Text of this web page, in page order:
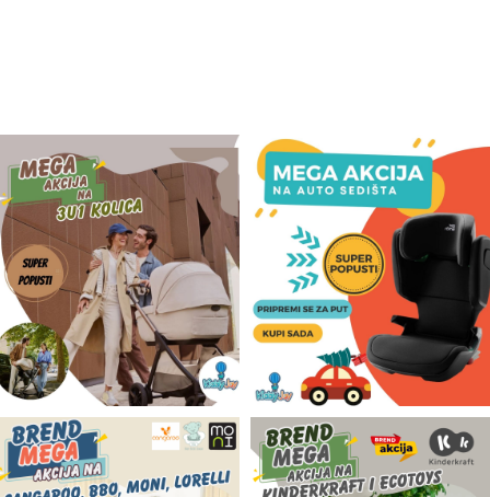
AKCIJA
Prodavnica
Call Centar
011 438 1 000